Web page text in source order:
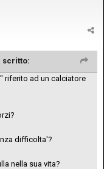
scritto:
riferito ad un calciatore
difficolta'?
nella sua vita?